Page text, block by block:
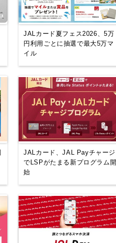
JALカード夏フェス2026、5万
円利用ごとに抽選で最大5万マ
イル
JALカード、JAL Payチャージ
でLSPがたまる新プログラム開
始